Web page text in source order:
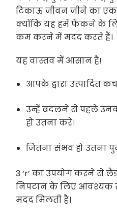
टिकाऊ जीवन जीने का एक
क्योंकि यह हमें फेंकने के
कम करने में मदद करते हैं।
यह वास्तव में आसान है!
आपके द्वारा उत्पादित
उन्हें बदलने से पहले
हो उतना करें।
जितना संभव हो उतना
3 ‘r’ का उपयोग करने से
निपटान के लिए आवश्यक
मदद मिलती है।